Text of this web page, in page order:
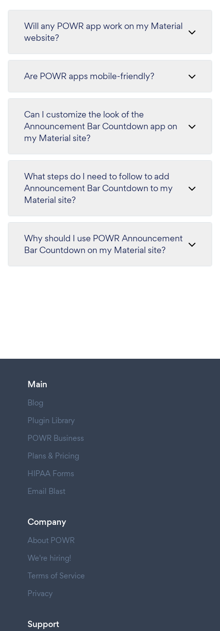
Will any POWR app work on my Material
website?
Are POWR apps mobile-friendly?
Can I customize the look of the
Announcement Bar Countdown app on
my Material site?
What steps do I need to follow to add
Announcement Bar Countdown to my
Material site?
Why should I use POWR Announcement
Bar Countdown on my Material site?
Main
Blog
Plugin Library
POWR Business
Plans & Pricing
HIPAA Forms
Email Blast
Company
About POWR
We're hiring!
Terms of Service
Privacy
Support